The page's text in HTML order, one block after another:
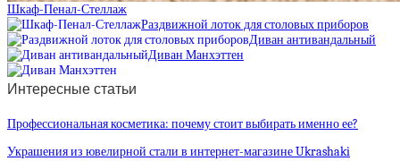
Шкаф-Пенал-Стеллаж
Раздвижной лоток для столовых приборов
Диван антивандальный
Диван Манхэттен
Интересные статьи
Профессиональная косметика: почему стоит выбирать именно ее?
Украшения из ювелирной стали в интернет-магазине Ukrashaki